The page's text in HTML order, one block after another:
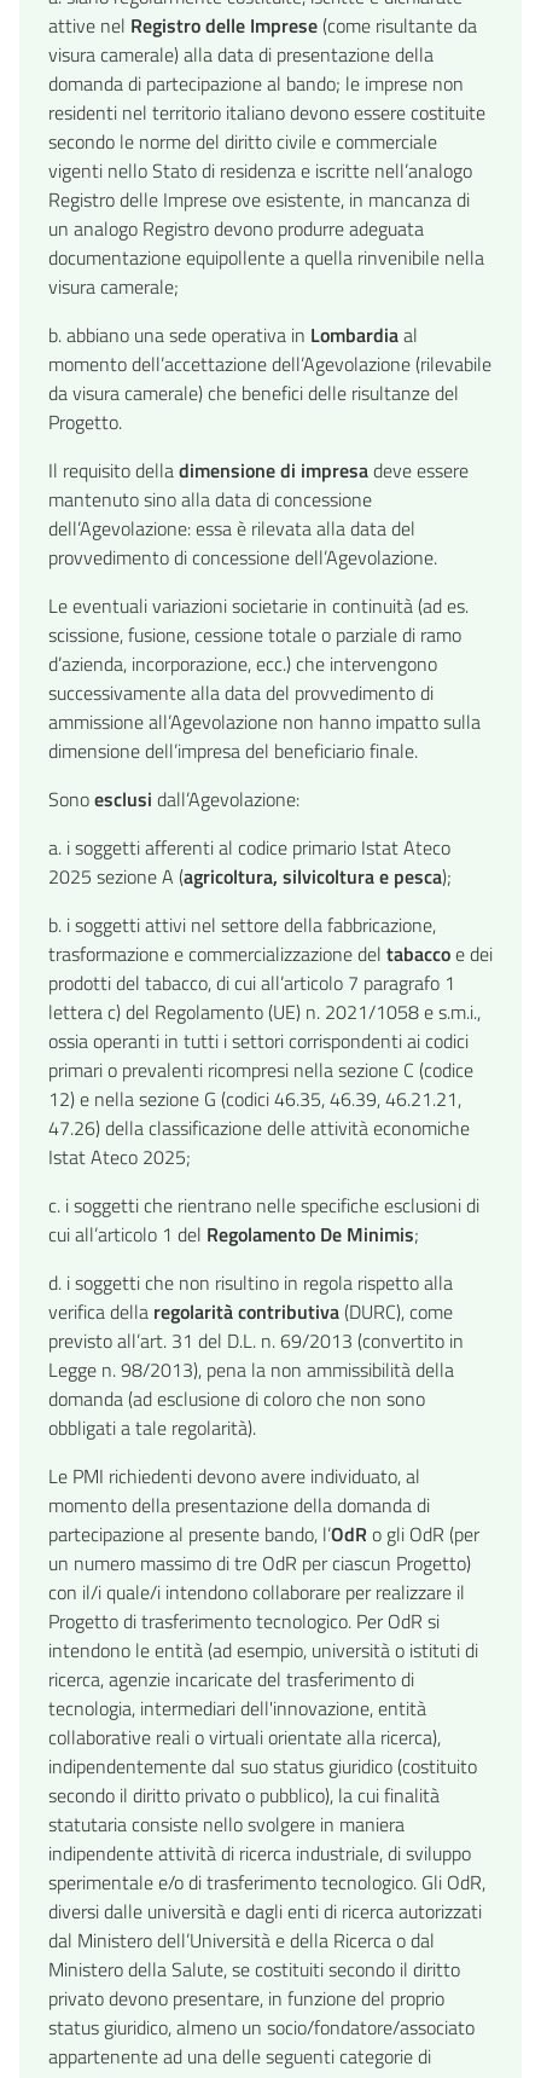
attive nel Registro delle Imprese(come risultante da
visura camerale) alla data di presentazione della
domanda di partecipazione al bando; le imprese non
residenti nel territorio italiano devono essere costituite
secondo le norme del diritto civile e commerciale
vigenti nello Stato di residenza e iscritte nell’analogo
Registro delle Imprese ove esistente, in mancanza di
un analogo Registro devono produrre adeguata
documentazione equipollente a quella rinvenibile nella
visura camerale;
b. abbiano una sede operativa in Lombardiaal
momento dell’accettazione dell’Agevolazione (rilevabile
da visura camerale) che benefici delle risultanze del
Progetto.
Il requisito delladimensione di impresadeve essere
mantenuto sino alla data di concessione
dell’Agevolazione: essa è rilevata alla data del
provvedimento di concessione dell’Agevolazione.
Le eventuali variazioni societarie in continuità (ad es.
scissione, fusione, cessione totale o parziale di ramo
d’azienda, incorporazione, ecc.) che intervengono
successivamente alla data del provvedimento di
ammissione all’Agevolazione non hanno impatto sulla
dimensione dell’impresa del beneficiario finale.
Sonoesclusi dall’Agevolazione:
a. i soggetti afferenti al codice primario Istat Ateco
2025 sezione A (agricoltura, silvicoltura e pesca);
b. i soggetti attivi nel settore della fabbricazione,
trasformazione e commercializzazione del tabaccoe dei
prodotti del tabacco, di cui all’articolo 7 paragrafo 1
lettera c) del Regolamento (UE) n. 2021/1058 e s.m.i.,
ossia operanti in tutti i settori corrispondenti ai codici
primari o prevalenti ricompresi nella sezione C (codice
12) e nella sezione G (codici 46.35, 46.39, 46.21.21,
47.26) della classificazione delle attività economiche
Istat Ateco 2025;
c. i soggetti che rientrano nelle specifiche esclusioni di
cui all’articolo 1 del Regolamento De Minimis;
d. i soggetti che non risultino in regola rispetto alla
verifica della regolarità contributiva(DURC), come
previsto all’art. 31 del D.L. n. 69/2013 (convertito in
Legge n. 98/2013), pena la non ammissibilità della
domanda (ad esclusione di coloro che non sono
obbligati a tale regolarità).
Le PMI richiedenti devono avere individuato, al
momento della presentazione della domanda di
partecipazione al presente bando, l’OdR o gli OdR (per
un numero massimo di tre OdR per ciascun Progetto)
con il/i quale/i intendono collaborare per realizzare il
Progetto di trasferimento tecnologico. Per OdR si
intendono le entità (ad esempio, università o istituti di
ricerca, agenzie incaricate del trasferimento di
tecnologia, intermediari dell'innovazione, entità
collaborative reali o virtuali orientate alla ricerca),
indipendentemente dal suo status giuridico (costituito
secondo il diritto privato o pubblico), la cui finalità
statutaria consiste nello svolgere in maniera
indipendente attività di ricerca industriale, di sviluppo
sperimentale e/o di trasferimento tecnologico. Gli OdR,
diversi dalle università e dagli enti di ricerca autorizzati
dal Ministero dell’Università e della Ricerca o dal
Ministero della Salute, se costituiti secondo il diritto
privato devono presentare, in funzione del proprio
status giuridico, almeno un socio/fondatore/associato
appartenente ad una delle seguenti categorie di